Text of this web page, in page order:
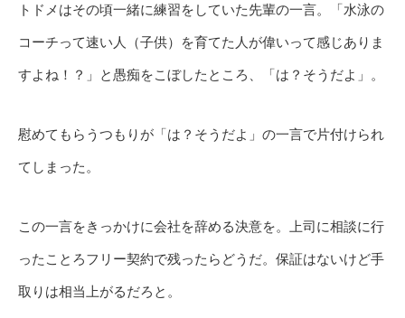
トドメはその頃一緒に練習をしていた先輩の一言。「水泳の
コーチって速い人（子供）を育てた人が偉いって感じありま
すよね！？」と愚痴をこぼしたところ、「は？そうだよ」。
慰めてもらうつもりが「は？そうだよ」の一言で片付けられ
てしまった。
この一言をきっかけに会社を辞める決意を。上司に相談に行
ったことろフリー契約で残ったらどうだ。保証はないけど手
取りは相当上がるだろと。